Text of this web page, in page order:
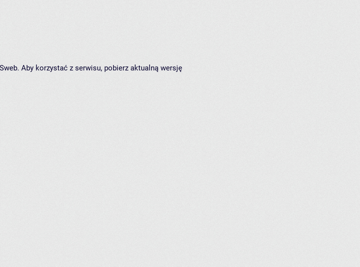
Aby korzystać z serwisu, pobierz aktualną wersję